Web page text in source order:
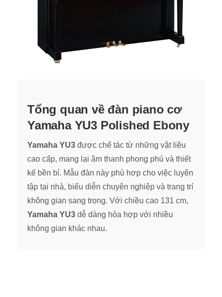
Tổng quan về đàn piano cơ
Yamaha YU3 Polished Ebony
Yamaha YU3 được chế tác từ những vật liệu
cao cấp, mang lại âm thanh phong phú và thiết
kế bền bỉ. Mẫu đàn này phù hợp cho việc luyện
tập tại nhà, biểu diễn chuyên nghiệp và trang trí
không gian sang trọng. Với chiều cao 131 cm,
Yamaha YU3 dễ dàng hòa hợp với nhiều
không gian khác nhau.